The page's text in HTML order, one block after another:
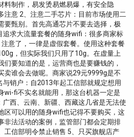
料制作，易发烫易燃易爆，有安全隐
注意 2、注意二手芯片：目前市场使用二
要甄别。首先高通芯片不要去选择，极
追求大流量套餐的随身wifi：很多商家标
意了，一律是虚假套餐。使用这种套餐
，但实际我们只用了10g。在虚量上
们要知道的是，运营商也是要赚钱的，
卖谁会去做呢。商家说29元9999g是不
与销户：自2013年起工信部就规定想用
wi-fi不实名就能用，那这台机器一定是
西、云南、新疆、西藏这几省是无法使
区可以用的随身wifi也记得不要购买，这
非法活动的案例，监管部门都会定期排
工信部明令禁止销售 5、只买旗舰店产